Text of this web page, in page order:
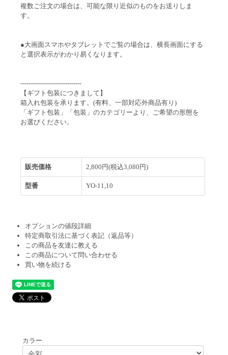
複数ご注文の場合は、可能な限り近似のものをお送りしま
す。
●大画面スマホやタブレットでご覧の場合は、横長画面にする
と選択表示がわかり易くなります。
------------------------------
【ギフト包装につきまして】
箱入れ包装を承ります。(有料、一部対応外商品有り)
「ギフト包装」「包装」のカテゴリーより、ご希望の形態を
お選びください。
販売価格 2,800円(税込3,080円)
型番 YO-11,10
オプションの値段詳細
特定商取引法に基づく表記（返品等）
この商品を友達に教える
この商品について問い合わせる
買い物を続ける
カラー